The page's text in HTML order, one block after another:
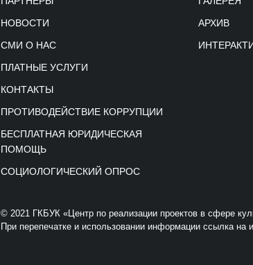
НОВОСТИ
СМИ О НАС
ПЛАТНЫЕ УСЛУГИ
КОНТАКТЫ
ПРОТИВОДЕЙСТВИЕ КОРРУПЦИИ
БЕСПЛАТНАЯ ЮРИДИЧЕСКАЯ
ПОМОЩЬ
СОЦИОЛОГИЧЕСКИЙ ОПРОС
АРХИВ
© 2021 ГКБУК «Центр по реализации проектов в сфере
При перепечатке и использовании информации ссылка на